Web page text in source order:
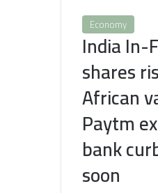
Economy
India
shares
African
Paytm
bank
soon